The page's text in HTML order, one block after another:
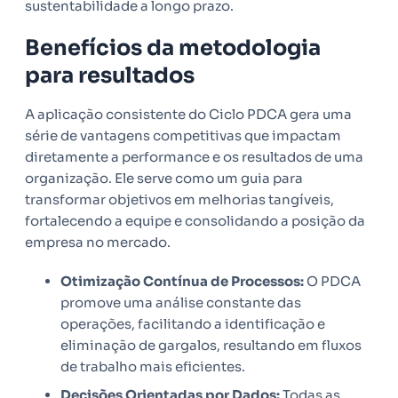
sustentabilidade a longo prazo.
Benefícios da metodologia
para resultados
A aplicação consistente do Ciclo PDCA gera uma
série de vantagens competitivas que impactam
diretamente a performance e os resultados de uma
organização. Ele serve como um guia para
transformar objetivos em melhorias tangíveis,
fortalecendo a equipe e consolidando a posição da
empresa no mercado.
Otimização Contínua de Processos:O PDCA
promove uma análise constante das
operações, facilitando a identificação e
eliminação de gargalos, resultando em fluxos
de trabalho mais eficientes.